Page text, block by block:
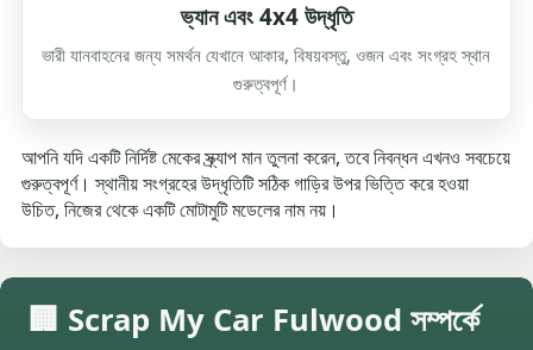
ভ্যান এবং 4x4 উদ্ধৃতি
ভারী যানবাহনের জন্য সমর্থন যেখানে আকার, বিষয়বস্তু, ওজন এবং সংগ্রহ স্থান
গুরুত্বপূর্ণ।
আপনি যদি একটি নির্দিষ্ট মেকের স্ক্র্যাপ মান তুলনা করেন, তবে নিবন্ধন এখনও সবচেয়ে
গুরুত্বপূর্ণ। স্থানীয় সংগ্রহের উদ্ধৃতিটি সঠিক গাড়ির উপর ভিত্তি করে হওয়া
উচিত, নিজের থেকে একটি মোটামুটি মডেলের নাম নয়।
🏢 Scrap My Car Fulwood সম্পর্কে